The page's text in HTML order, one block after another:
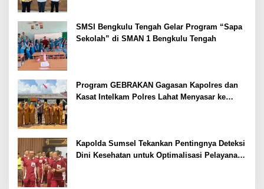
SMSI Bengkulu Tengah Gelar Program “Sapa
Sekolah” di SMAN 1 Bengkulu Tengah
Program GEBRAKAN Gagasan Kapolres dan
Kasat Intelkam Polres Lahat Menyasar ke
Kapolda Sumsel Tekankan Pentingnya Deteksi
Dini Kesehatan untuk Optimalisasi Pelayanan